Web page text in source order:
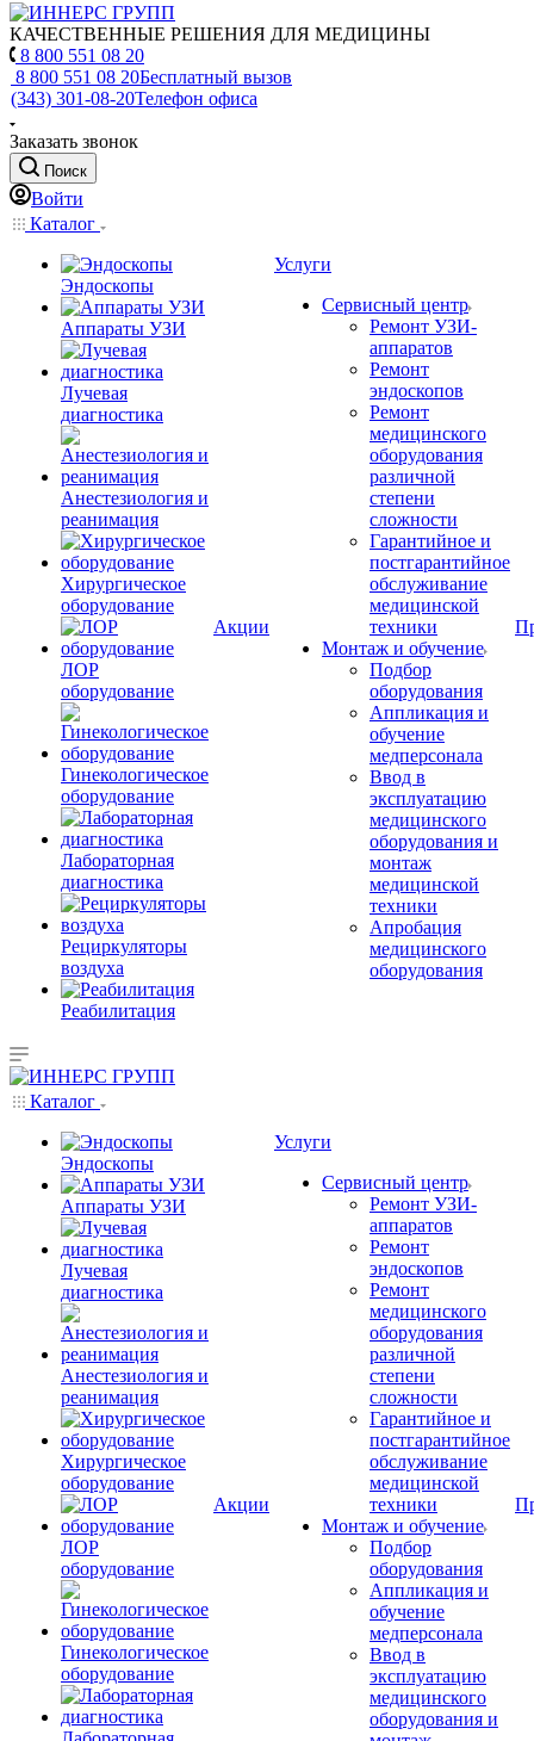
КАЧЕСТВЕННЫЕ РЕШЕНИЯ ДЛЯ МЕДИЦИНЫ
8 800 551 08 20
8 800 551 08 20Бесплатный вызов
(343) 301-08-20Телефон офиса
Заказать звонок
Поиск
Войти
Каталог
Эндоскопы
Аппараты УЗИ
Лучевая
диагностика
Анестезиология и
реанимация
Хирургическое
оборудование
ЛОР
оборудование
Гинекологическое
оборудование
Лабораторная
диагностика
Рециркуляторы
воздуха
Реабилитация
Акции
Услуги
Сервисный центр
Ремонт УЗИ-
аппаратов
Ремонт
эндоскопов
Ремонт
медицинского
оборудования
различной
степени
сложности
Гарантийное и
постгарантийное
обслуживание
медицинской
техники
Монтаж и обучение
Подбор
оборудования
Аппликация и
обучение
медперсонала
Ввод в
эксплуатацию
медицинского
оборудования и
монтаж
медицинской
техники
Апробация
медицинского
оборудования
Каталог
Эндоскопы
Аппараты УЗИ
Лучевая
диагностика
Анестезиология и
реанимация
Хирургическое
оборудование
ЛОР
оборудование
Гинекологическое
оборудование
Акции
Услуги
Сервисный центр
Ремонт УЗИ-
аппаратов
Ремонт
эндоскопов
Ремонт
медицинского
оборудования
различной
степени
сложности
Гарантийное и
постгарантийное
обслуживание
медицинской
техники
Монтаж и обучение
Подбор
оборудования
Аппликация и
обучение
медперсонала
Ввод в
эксплуатацию
медицинского
оборудования и